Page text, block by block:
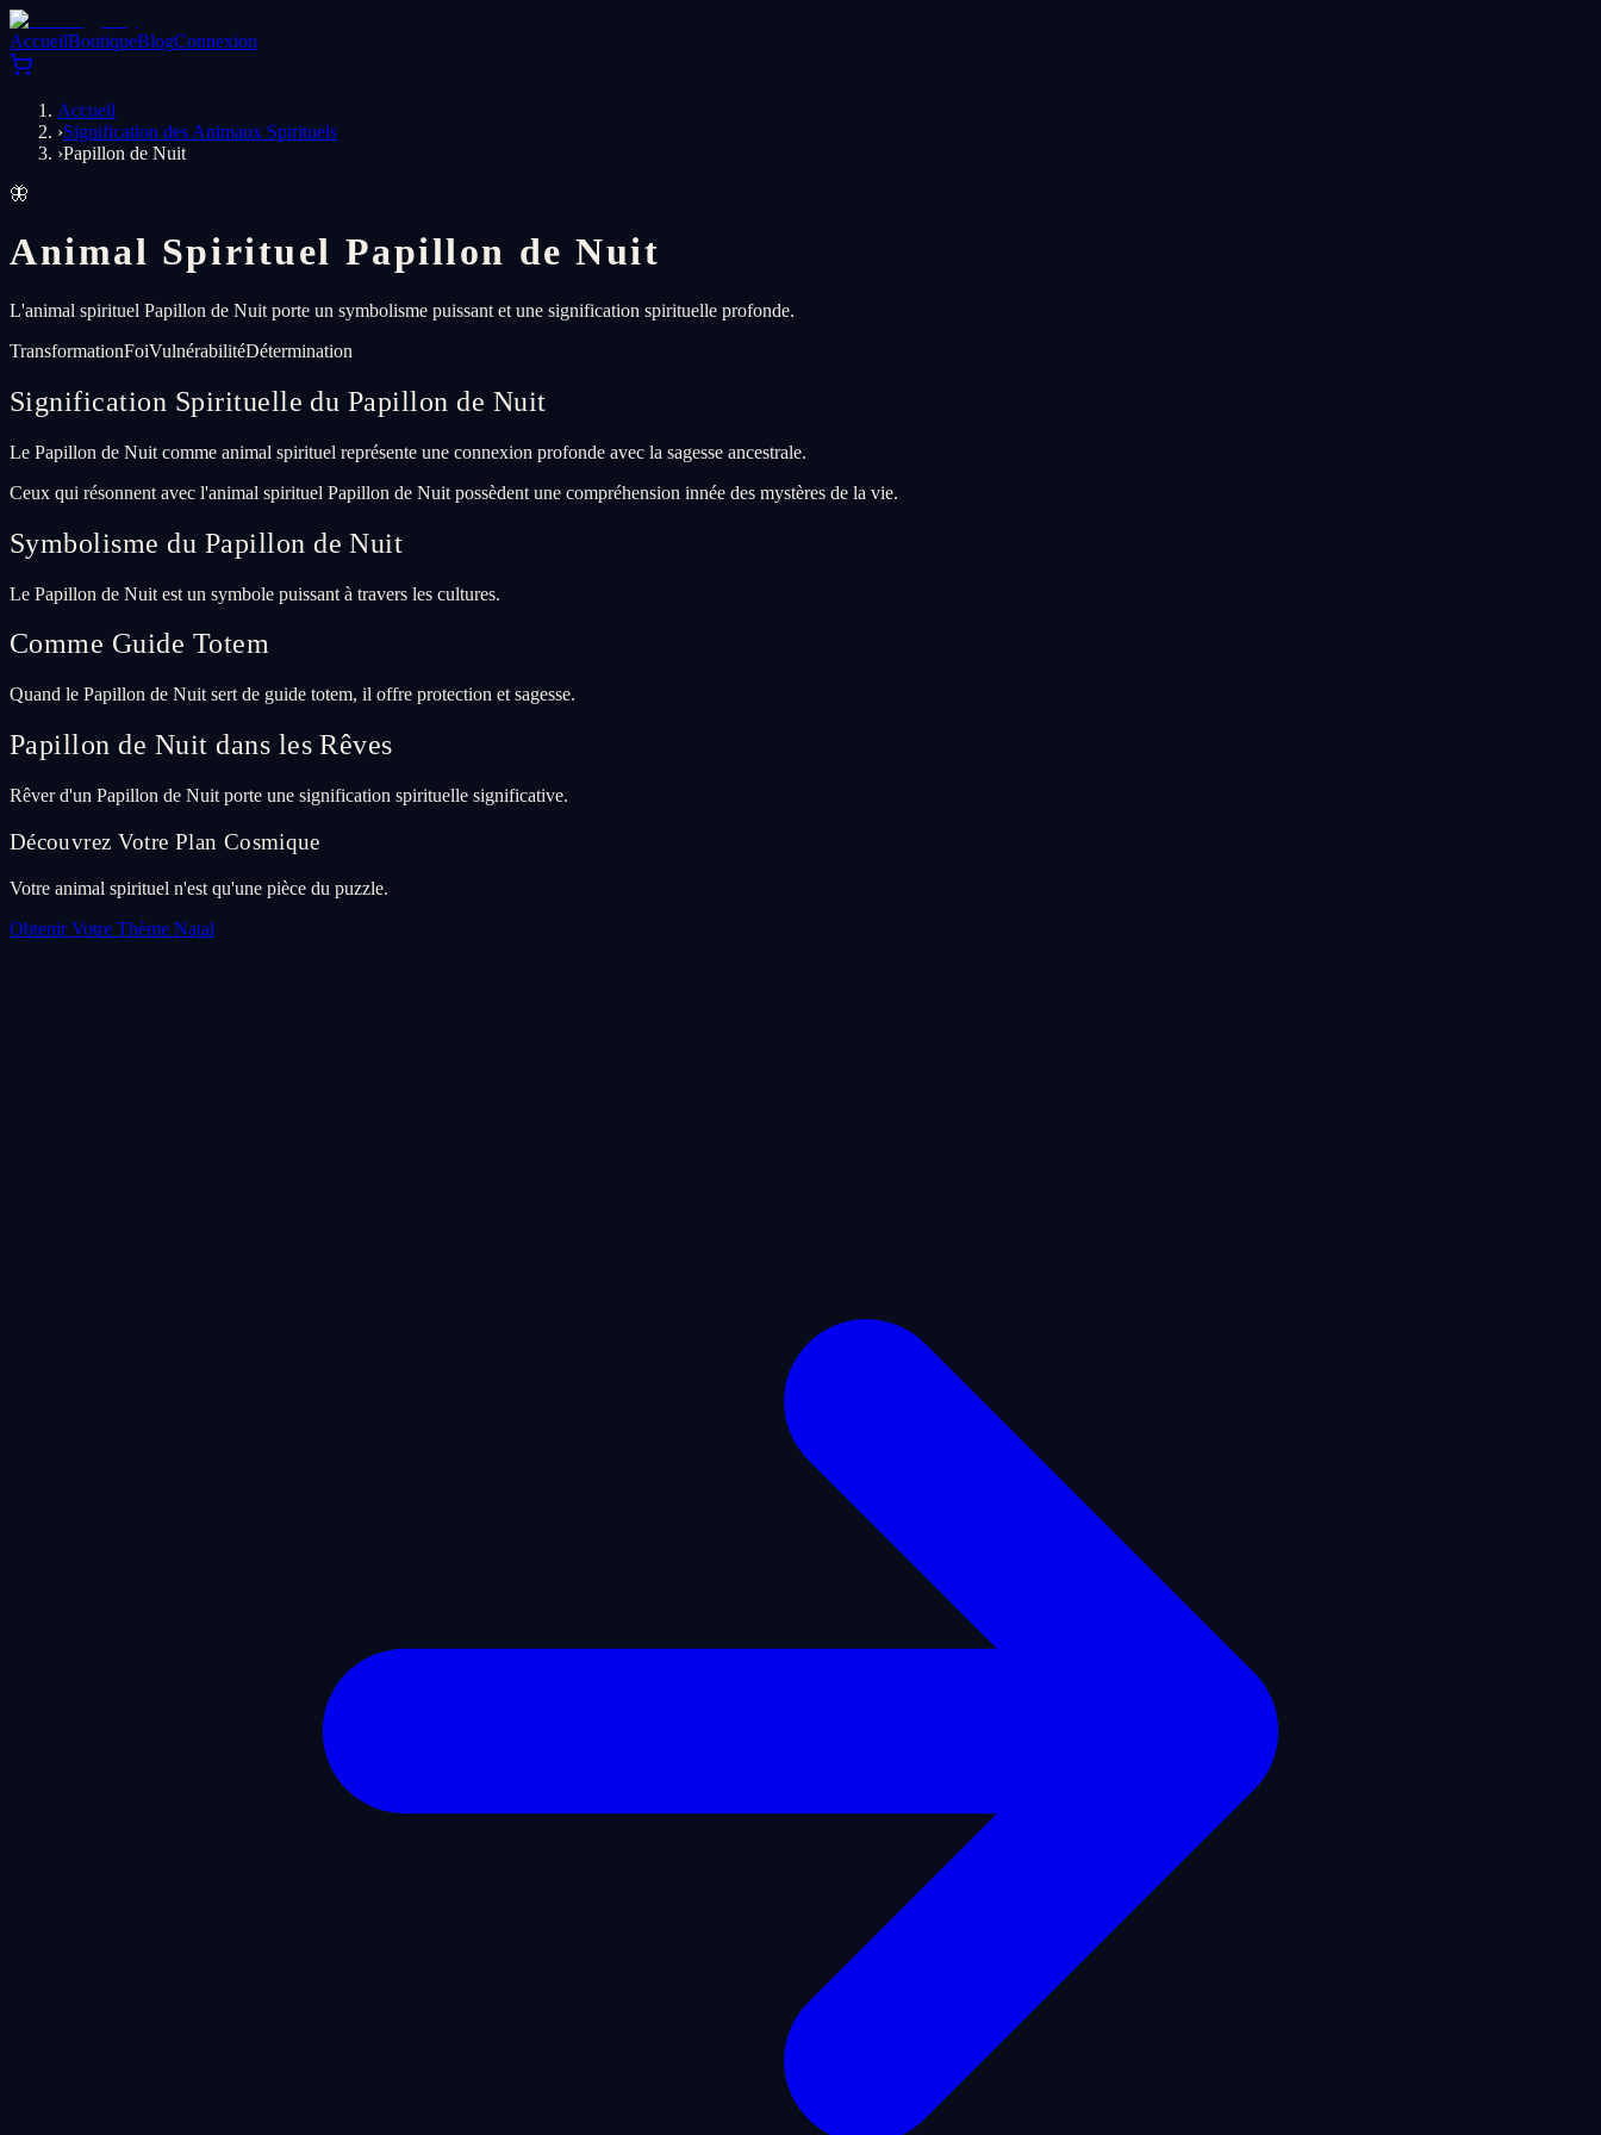
AccueilBoutiqueBlogConnexion
Accueil
›Signification des Animaux Spirituels
›Papillon de Nuit
🦋
Animal Spirituel Papillon de Nuit
L'animal spirituel Papillon de Nuit porte un symbolisme puissant et une signification spirituelle profonde.
TransformationFoiVulnérabilitéDétermination
Signification Spirituelle du Papillon de Nuit
Le Papillon de Nuit comme animal spirituel représente une connexion profonde avec la sagesse ancestrale.
Ceux qui résonnent avec l'animal spirituel Papillon de Nuit possèdent une compréhension innée des mystères de la vie.
Symbolisme du Papillon de Nuit
Le Papillon de Nuit est un symbole puissant à travers les cultures.
Comme Guide Totem
Quand le Papillon de Nuit sert de guide totem, il offre protection et sagesse.
Papillon de Nuit dans les Rêves
Rêver d'un Papillon de Nuit porte une signification spirituelle significative.
Découvrez Votre Plan Cosmique
Votre animal spirituel n'est qu'une pièce du puzzle.
Obtenir Votre Thème Natal